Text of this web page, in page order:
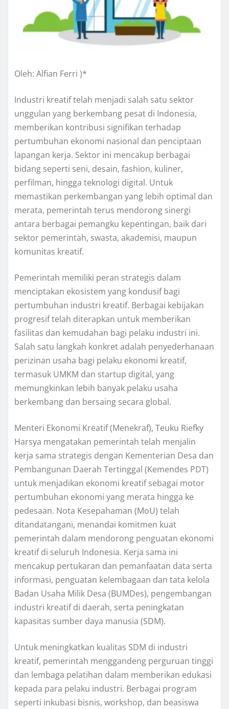
Oleh: Alfian Ferri )*
Industri kreatif telah menjadi salah satu sektor
unggulan yang berkembang pesat di Indonesia,
memberikan kontribusi signifikan terhadap
pertumbuhan ekonomi nasional dan penciptaan
lapangan kerja. Sektor ini mencakup berbagai
bidang seperti seni, desain, fashion, kuliner,
perfilman, hingga teknologi digital. Untuk
memastikan perkembangan yang lebih optimal dan
merata, pemerintah terus mendorong sinergi
antara berbagai pemangku kepentingan, baik dari
sektor pemerintah, swasta, akademisi, maupun
komunitas kreatif.
Pemerintah memiliki peran strategis dalam
menciptakan ekosistem yang kondusif bagi
pertumbuhan industri kreatif. Berbagai kebijakan
progresif telah diterapkan untuk memberikan
fasilitas dan kemudahan bagi pelaku industri ini.
Salah satu langkah konkret adalah penyederhanaan
perizinan usaha bagi pelaku ekonomi kreatif,
termasuk UMKM dan startup digital, yang
memungkinkan lebih banyak pelaku usaha
berkembang dan bersaing secara global.
Menteri Ekonomi Kreatif (Menekraf), Teuku Riefky
Harsya mengatakan pemerintah telah menjalin
kerja sama strategis dengan Kementerian Desa dan
Pembangunan Daerah Tertinggal (Kemendes PDT)
untuk menjadikan ekonomi kreatif sebagai motor
pertumbuhan ekonomi yang merata hingga ke
pedesaan. Nota Kesepahaman (MoU) telah
ditandatangani, menandai komitmen kuat
pemerintah dalam mendorong penguatan ekonomi
kreatif di seluruh Indonesia. Kerja sama ini
mencakup pertukaran dan pemanfaatan data serta
informasi, penguatan kelembagaan dan tata kelola
Badan Usaha Milik Desa (BUMDes), pengembangan
industri kreatif di daerah, serta peningkatan
kapasitas sumber daya manusia (SDM).
Untuk meningkatkan kualitas SDM di industri
kreatif, pemerintah menggandeng perguruan tinggi
dan lembaga pelatihan dalam memberikan edukasi
kepada para pelaku industri. Berbagai program
seperti inkubasi bisnis, workshop, dan beasiswa